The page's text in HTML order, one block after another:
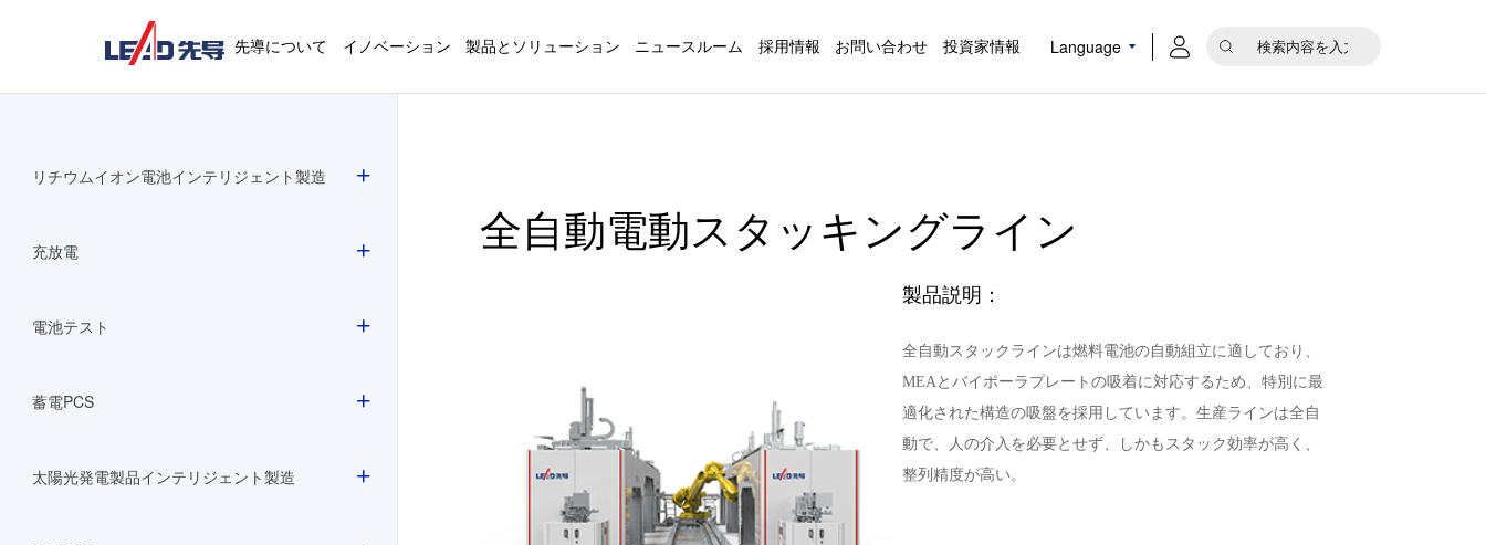
先導について イノベーション 製品とソリューション ニュースルーム 採用情報 お問い合わせ 投資家情報 Language
リチウムイオン電池インテリジェント製造
充放電
電池テスト
蓄電PCS
太陽光発電製品インテリジェント製造
全自動電動スタッキングライン
製品説明：
全自動スタックラインは燃料電池の自動組立に適しており、
MEAとバイポーラプレートの吸着に対応するため、特別に最
適化された構造の吸盤を採用しています。生産ラインは全自
動で、人の介入を必要とせず、しかもスタック効率が高く、
整列精度が高い。